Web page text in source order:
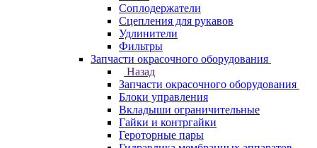
Соплодержатели
Сцепления для рукавов
Удлинители
Фильтры
Запчасти окрасочного оборудования
Назад
Запчасти окрасочного оборудования
Блоки управления
Вкладыши ограничительные
Гайки и контргайки
Героторные пары